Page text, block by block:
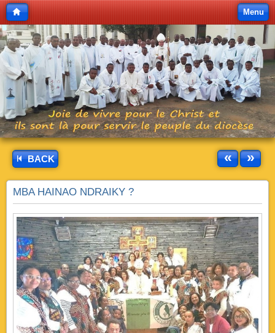
Menu
BACK « »
MBA HAINAO NDRAIKY ?